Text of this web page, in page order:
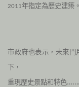
2011年指定為歷史建築。
市政府也表示，未來門
下，
重現歷史景點和特色